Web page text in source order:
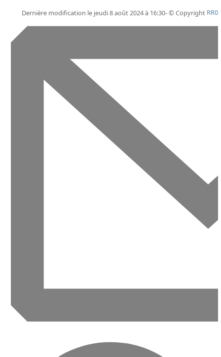
Dernière modification le jeudi 8 août 2024 à 16:30- © Copyright RR0